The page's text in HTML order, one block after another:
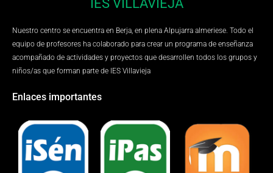
IES VILLAVIEJA
Nuestro centro se encuentra en Berja, en plena Alpujarra almeriese. Todo el
equipo de profesores ha colaborado para crear un programa de enseñanza
acompañado de actividades y proyectos que desarrollen todos los grupos y
niños/as que forman parte de IES Villavieja
Enlaces importantes